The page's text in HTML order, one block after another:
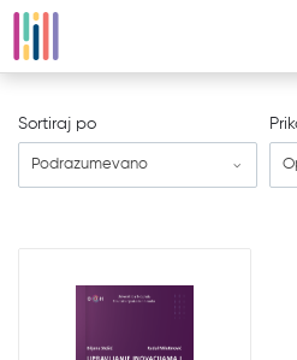
Sortiraj po
Podrazumevano